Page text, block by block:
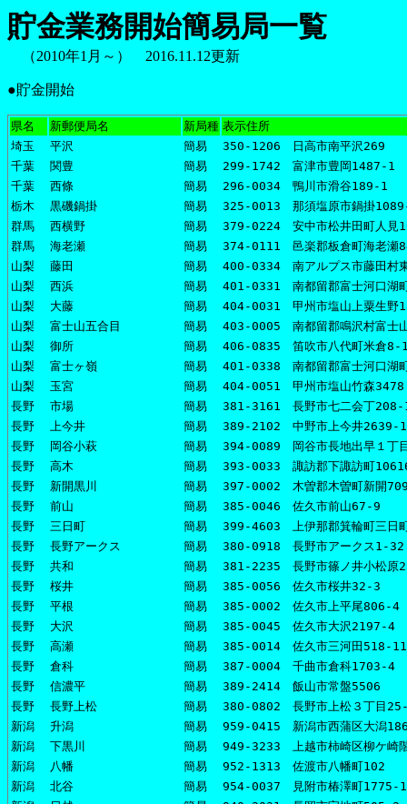
貯金業務開始簡易局一覧
（2010年1月～） 2016.11.12更新
●貯金開始
県名 新郵便局名 新局種 表示住所
埼玉
平沢 簡易
350-1206 日高市南平沢269
千葉
関豊 簡易
299-1742 富津市豊岡1487-1
千葉
西條 簡易
296-0034 鴨川市滑谷189-1
栃木
黒磯鍋掛 簡易
325-0013 那須塩原市鍋掛
群馬
西横野 簡易
379-0224 安中市松井田町人見
群馬
海老瀬 簡易
374-0111 邑楽郡板倉町海老瀬
山梨
藤田 簡易
400-0334 南アルプス市藤田村
山梨
西浜 簡易
401-0331 南都留郡富士河口湖
山梨
大藤 簡易
404-0031 甲州市塩山上粟生野
山梨
富士山五合目 簡易
403-0005 南都留郡鳴沢村富士
山梨
御所 簡易
406-0835 笛吹市八代町米倉8-
山梨
富士ヶ嶺 簡易
401-0338 南都留郡富士河口湖
山梨
玉宮 簡易
404-0051 甲州市塩山竹森3478
長野
市場 簡易
381-3161 長野市七二会丁208-
長野
上今井 簡易
389-2102 中野市上今井2639-1
長野
岡谷小萩 簡易
394-0089 岡谷市長地出早１丁
長野
高木 簡易
393-0033 諏訪郡下諏訪町
長野
新開黒川 簡易
397-0002 木曽郡木曽町新開
長野
前山 簡易
385-0046 佐久市前山67-9
長野
三日町 簡易
399-4603 上伊那郡箕輪町三日
長野
長野アークス 簡易
380-0918 長野市アークス1-32
長野
共和 簡易
381-2235 長野市篠ノ井小松原
長野
桜井 簡易
385-0056 佐久市桜井32-3
長野
平根 簡易
385-0002 佐久市上平尾806-4
長野
大沢 簡易
385-0045 佐久市大沢2197-4
長野
高瀬 簡易
385-0014 佐久市三河田518-11
長野
倉科 簡易
387-0004 千曲市倉科1703-4
長野
信濃平 簡易
389-2414 飯山市常盤5506
長野
長野上松 簡易
380-0802 長野市上松３丁目
新潟
升潟 簡易
959-0415 新潟市西蒲区大潟
新潟
下黒川 簡易
949-3233 上越市柿崎区柳ケ崎
新潟
八幡 簡易
952-1313 佐渡市八幡町102
新潟
北谷 簡易
954-0037 見附市椿澤町1775-1